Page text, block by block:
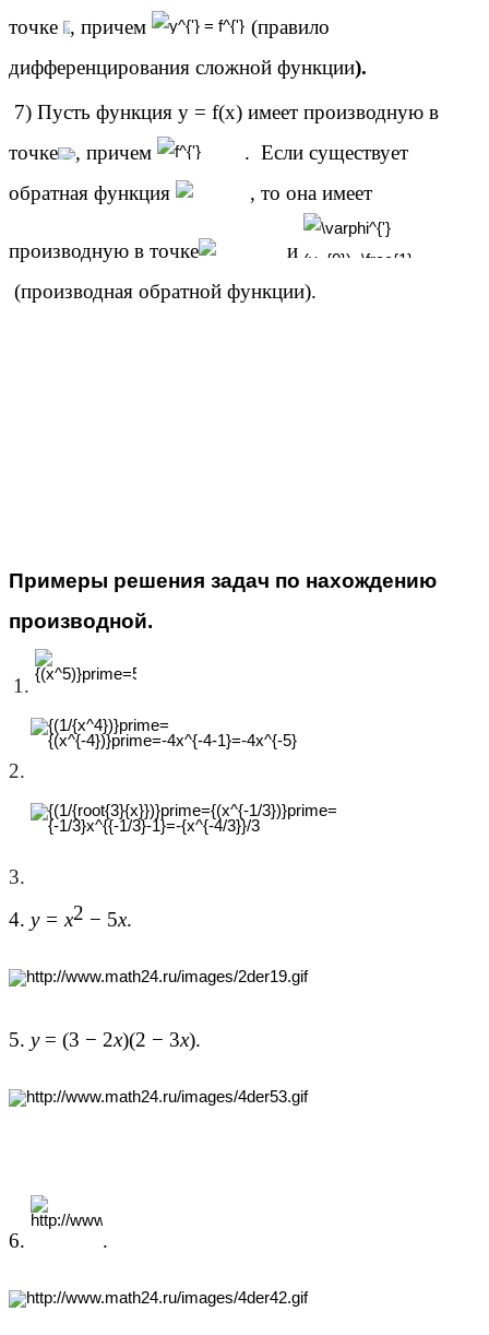
точке , причем
(правило
дифференцирования сложной функции).
7) Пусть функция y = f(x) имеет производную в
точке
, причем
. Если существует
обратная функция
, то она имеет
производную в точке
и
(производная обратной функции).
Примеры решения задач по нахождению
производной.
1.
2.
3.
4. y = x2 − 5x.
5. y= (3 − 2x)(2 − 3x).
6. .